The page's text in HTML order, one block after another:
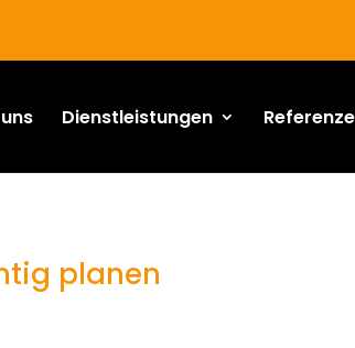
Dienstleistungen
planen